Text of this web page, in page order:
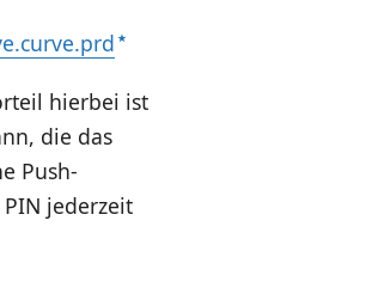
hierbei ist
die das
Push-
jederzeit